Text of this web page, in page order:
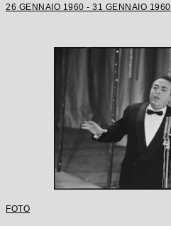
26 GENNAIO 1960 - 31 GENNAIO 1960
FOTO